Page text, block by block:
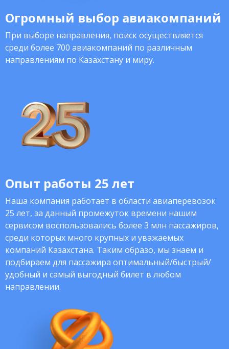
Огромный выбор авиакомпаний
При выборе направления, поиск осуществляется
среди более 700 авиакомпаний по различным
направлениям по Казахстану и миру.
Опыт работы 25 лет
Наша компания работает в области авиаперевозок
25 лет, за данный промежуток времени нашим
сервисом воспользовались более 3 млн пассажиров,
среди которых много крупных и уважаемых
компаний Казахстана. Таким образо, мы знаем и
подбираем для пассажира оптимальный/быстрый/
удобный и самый выгодный билет в любом
направлении.